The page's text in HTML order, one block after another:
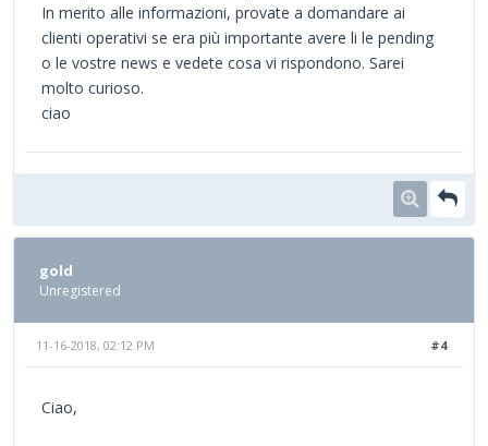
In merito alle informazioni, provate a domandare ai
clienti operativi se era più importante avere li le pending
o le vostre news e vedete cosa vi rispondono. Sarei
molto curioso.
ciao
gold
Unregistered
#4
11-16-2018, 02:12 PM
Ciao,